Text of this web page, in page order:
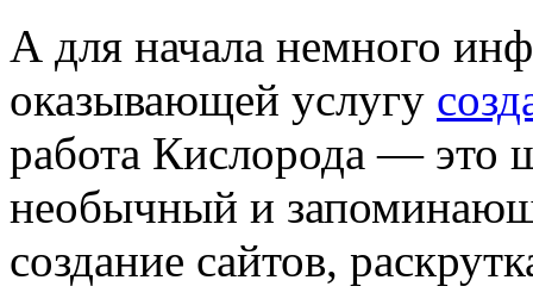
А для начала немного
оказывающей услугу
работа Кислорода — это
необычный и
создание сайтов,